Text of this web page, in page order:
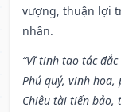
vượng, thuận lợi
nhân.
“Vĩ tinh tạo tác
Phú quý, vinh hoa,
Chiêu tài tiến bảo,